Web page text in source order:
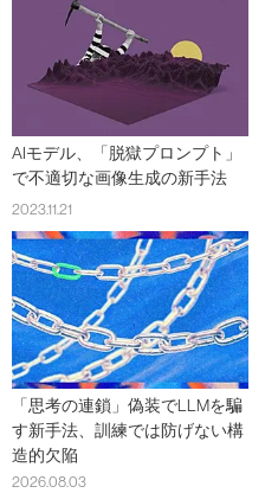
AIモデル、「脱獄プロンプト」
で不適切な画像生成の新手法
2023.11.21
「思考の連鎖」偽装でLLMを騙
す新手法、訓練では防げない構
造的欠陥
2026.08.03